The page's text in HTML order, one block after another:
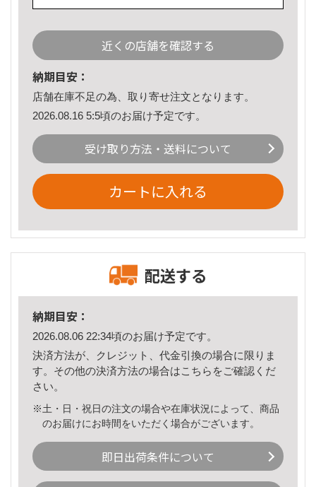
近くの店舗を確認する
納期目安：
店舗在庫不足の為、取り寄せ注文となります。
2026.08.16 5:5頃のお届け予定です。
受け取り方法・送料について
カートに入れる
配送する
納期目安：
2026.08.06 22:34頃のお届け予定です。
決済方法が、クレジット、代金引換の場合に限りま
す。その他の決済方法の場合はこちら をご確認くだ
さい。
※土・日・祝日の注文の場合や在庫状況によって、商品
のお届けにお時間をいただく場合がございます。
即日出荷条件について